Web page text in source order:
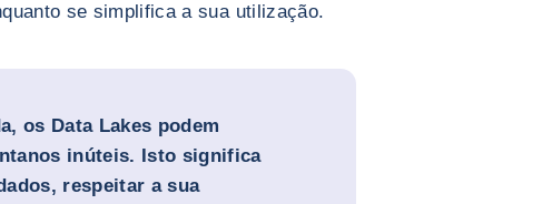
se simplifica a sua utilização.
os Data Lakes podem
inúteis. Isto significa
respeitar a sua